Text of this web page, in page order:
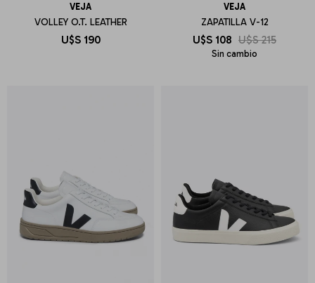
VEJA
VOLLEY O.T. LEATHER
U$S 190
VEJA
ZAPATILLA V-12
U$S 108 U$S 215
Sin cambio